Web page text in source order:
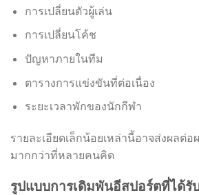
การเปลี่ยนตัวผู้เล่น
การเปลี่ยนโค้ช
ปัญหาภายในทีม
ตารางการแข่งขันที่ต่อเนื่อง
ระยะเวลาพักของนักกีฬา
รายละเอียดเล็กน้อยเหล่านี้อาจส่งผลต่
มากกว่าที่หลายคนคิด
รูปแบบการเดิมพันอีสปอร์ตที่ได้รั